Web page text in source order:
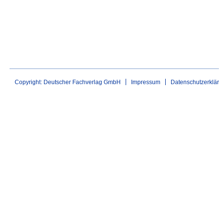
Copyright: Deutscher Fachverlag GmbH Impressum